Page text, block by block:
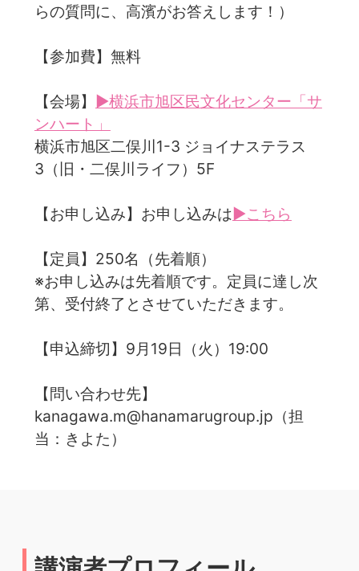
らの質問に、高濱がお答えします！）
【参加費】無料
【会場】 ▶横浜市旭区民文化センター「サ
ンハート」
横浜市旭区二俣川1-3 ジョイナステラス
3（旧・二俣川ライフ）5F
【お申し込み】お申し込みは▶こちら
【定員】250名（先着順）
※お申し込みは先着順です。定員に達し次
第、受付終了とさせていただきます。
【申込締切】9月19日（火）19:00
【問い合わせ先】
kanagawa.m@hanamarugroup.jp（担
当：きよた）